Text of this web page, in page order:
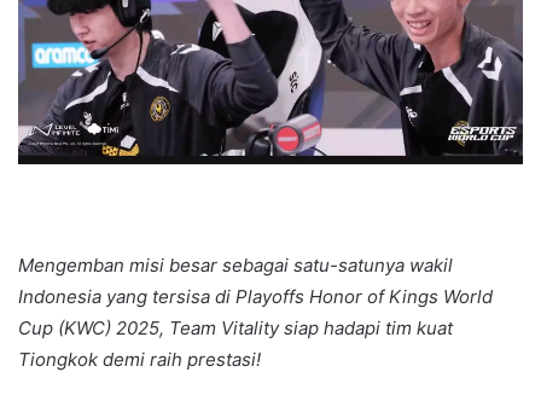
Mengemban misi besar sebagai satu-satunya wakil
Indonesia yang tersisa di Playoffs Honor of Kings World
Cup (KWC) 2025, Team Vitality siap hadapi tim kuat
Tiongkok demi raih prestasi!